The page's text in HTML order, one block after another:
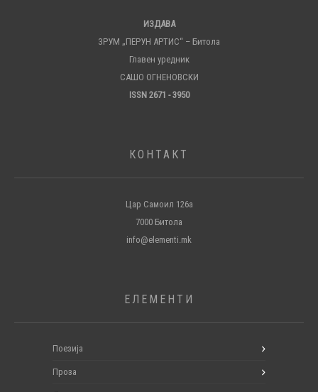
ИЗДАВА
ЗРУМ „ПЕРУН АРТИС“ – Битола
Главен уредник
САШО ОГНЕНОВСКИ
ISSN 2671 - 3950
КОНТАКТ
Цар Самоил 126а
7000 Битола
info@elementi.mk
ЕЛЕМЕНТИ
Поезија
Проза